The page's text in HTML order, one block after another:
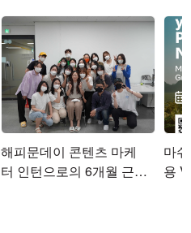
해피문데이 콘텐츠 마케
터 인턴으로의 6개월 근무
마쉬
용